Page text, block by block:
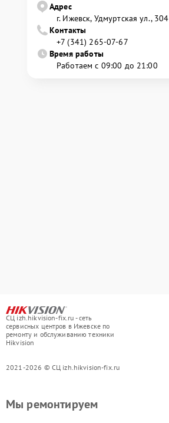
Адрес
г. Ижевск, Удмуртская ул., 304
Контакты
+7 (341) 265-07-67
Время работы
Работаем с 09:00 до 21:00
СЦ izh.hikvision-fix.ru - сеть
сервисных центров в Ижевске по
ремонту и обслуживанию техники
Hikvision
2021-2026 © СЦ izh.hikvision-fix.ru
Мы ремонтируем